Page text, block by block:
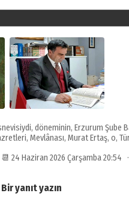
, döneminin, Erzurum Şube
, Mevlânası, Murat Ertaş, o,
📆 24 Haziran 2026 Çarşamba
Bir yanıt yazın